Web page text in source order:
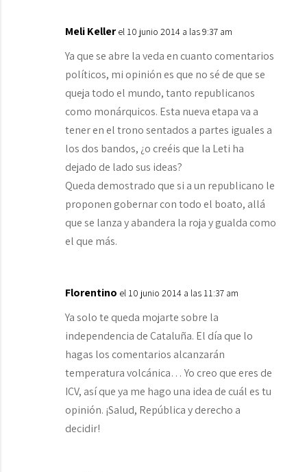
Meli Keller el 10 junio 2014 a las 9:37 am
Ya que se abre la veda en cuanto comentarios
políticos, mi opinión es que no sé de que se
queja todo el mundo, tanto republicanos
como monárquicos. Esta nueva etapa va a
tener en el trono sentados a partes iguales a
los dos bandos, ¿o creéis que la Leti ha
dejado de lado sus ideas?
Queda demostrado que si a un republicano le
proponen gobernar con todo el boato, allá
que se lanza y abandera la roja y gualda como
el que más.
Florentino el 10 junio 2014 a las 11:37 am
Ya solo te queda mojarte sobre la
independencia de Cataluña. El día que lo
hagas los comentarios alcanzarán
temperatura volcánica… Yo creo que eres de
ICV, así que ya me hago una idea de cuál es tu
opinión. ¡Salud, República y derecho a
decidir!